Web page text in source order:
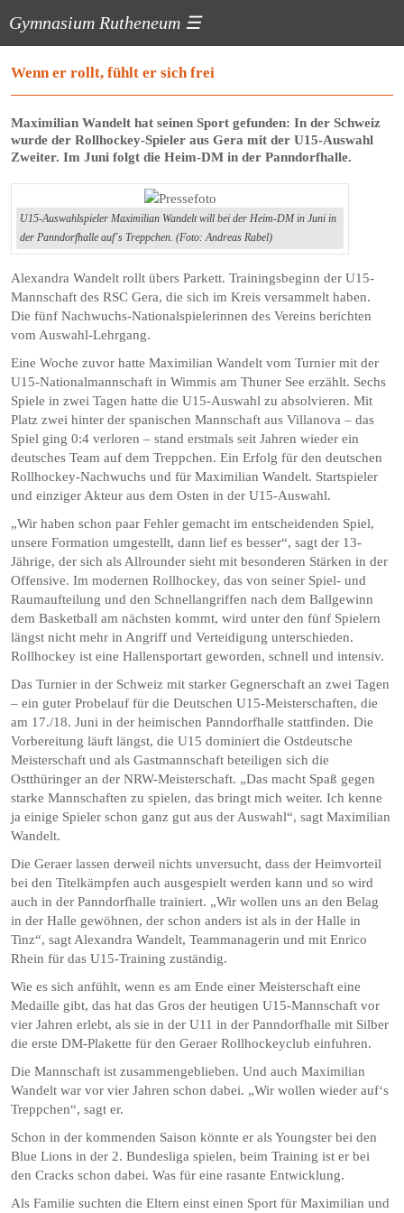
Gymnasium Rutheneum ☰
Wenn er rollt, fühlt er sich frei
Maximilian Wandelt hat seinen Sport gefunden: In der Schweiz
wurde der Rollhockey-Spieler aus Gera mit der U15-Auswahl
Zweiter. Im Juni folgt die Heim-DM in der Panndorfhalle.
U15-Auswahlspieler Maximilian Wandelt will bei der Heim-DM in Juni in
der Panndorfhalle auf´s Treppchen. (Foto: Andreas Rabel)
Alexandra Wandelt rollt übers Parkett. Trainingsbeginn der U15-
Mannschaft des RSC Gera, die sich im Kreis versammelt haben.
Die fünf Nachwuchs-Nationalspielerinnen des Vereins berichten
vom Auswahl-Lehrgang.
Eine Woche zuvor hatte Maximilian Wandelt vom Turnier mit der
U15-Nationalmannschaft in Wimmis am Thuner See erzählt. Sechs
Spiele in zwei Tagen hatte die U15-Auswahl zu absolvieren. Mit
Platz zwei hinter der spanischen Mannschaft aus Villanova – das
Spiel ging 0:4 verloren – stand erstmals seit Jahren wieder ein
deutsches Team auf dem Treppchen. Ein Erfolg für den deutschen
Rollhockey-Nachwuchs und für Maximilian Wandelt. Startspieler
und einziger Akteur aus dem Osten in der U15-Auswahl.
„Wir haben schon paar Fehler gemacht im entscheidenden Spiel,
unsere Formation umgestellt, dann lief es besser“, sagt der 13-
Jährige, der sich als Allrounder sieht mit besonderen Stärken in der
Offensive. Im modernen Rollhockey, das von seiner Spiel- und
Raumaufteilung und den Schnellangriffen nach dem Ballgewinn
dem Basketball am nächsten kommt, wird unter den fünf Spielern
längst nicht mehr in Angriff und Verteidigung unterschieden.
Rollhockey ist eine Hallensportart geworden, schnell und intensiv.
Das Turnier in der Schweiz mit starker Gegnerschaft an zwei Tagen
– ein guter Probelauf für die Deutschen U15-Meisterschaften, die
am 17./18. Juni in der heimischen Panndorfhalle stattfinden. Die
Vorbereitung läuft längst, die U15 dominiert die Ostdeutsche
Meisterschaft und als Gastmannschaft beteiligen sich die
Ostthüringer an der NRW-Meisterschaft. „Das macht Spaß gegen
starke Mannschaften zu spielen, das bringt mich weiter. Ich kenne
ja einige Spieler schon ganz gut aus der Auswahl“, sagt Maximilian
Wandelt.
Die Geraer lassen derweil nichts unversucht, dass der Heimvorteil
bei den Titelkämpfen auch ausgespielt werden kann und so wird
auch in der Panndorfhalle trainiert. „Wir wollen uns an den Belag
in der Halle gewöhnen, der schon anders ist als in der Halle in
Tinz“, sagt Alexandra Wandelt, Teammanagerin und mit Enrico
Rhein für das U15-Training zuständig.
Wie es sich anfühlt, wenn es am Ende einer Meisterschaft eine
Medaille gibt, das hat das Gros der heutigen U15-Mannschaft vor
vier Jahren erlebt, als sie in der U11 in der Panndorfhalle mit Silber
die erste DM-Plakette für den Geraer Rollhockeyclub einfuhren.
Die Mannschaft ist zusammengeblieben. Und auch Maximilian
Wandelt war vor vier Jahren schon dabei. „Wir wollen wieder auf‘s
Treppchen“, sagt er.
Schon in der kommenden Saison könnte er als Youngster bei den
Blue Lions in der 2. Bundesliga spielen, beim Training ist er bei
den Cracks schon dabei. Was für eine rasante Entwicklung.
Als Familie suchten die Eltern einst einen Sport für Maximilian und